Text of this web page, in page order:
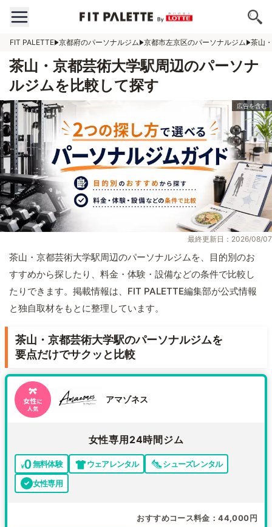
FIT PALETTE 京都府のパーソナルジム 京都市左京区のパーソナルジム 茶山
茶山・京都芸術大学駅周辺のパーソナ
ルジムを比較して探す
最終更新日：2026/08/07
茶山・京都芸術大学駅周辺のパーソナルジムを、目的別のお
すすめから探したり、料金・体験・設備などの条件で比較し
たりできます。掲載情報は、FIT PALETTE編集部が公式情報
と独自取材をもとに整理しています。
茶山・京都芸術大学駅のパーソナルジムを
要点だけでサクッと比較
アマゾネス
女性専用24時間ジム
無料体験 ウェアレンタル
シューズレンタル
女性専用
おすすめコース料金 44,000円